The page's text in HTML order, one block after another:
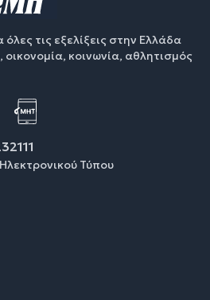
τις εξελίξεις στην Ελλάδα
οικονομία, κοινωνία, αθλητισμός
Τύπου